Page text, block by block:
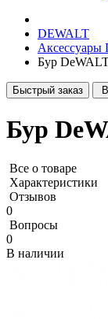
DEWALT
Аксессуары
Бур
Быстрый заказ
Бур
Все о товаре
Характеристики
Отзывов
0
Вопросы
0
В наличии